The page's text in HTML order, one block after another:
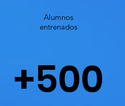
Alumnos
entrenados
+500